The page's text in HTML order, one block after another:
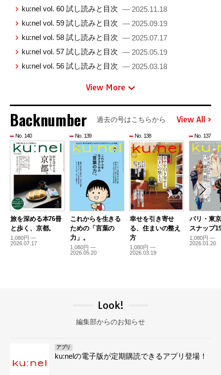
ku:nel vol. 60 試し読みと目次 — 2025.11.18
ku:nel vol. 59 試し読みと目次 — 2025.09.19
ku:nel vol. 58 試し読みと目次 — 2025.07.17
ku:nel vol. 57 試し読みと目次 — 2025.05.19
ku:nel vol. 56 試し読みと目次 — 2025.03.18
View More
Backnumber 過去の号はこちらから View All
No. 140
旅を深める本76冊
と歩く、京都。
1,080円 —
2026.07.17
No. 139
これからを生きる
ための「言葉の
力」。
1,080円 —
2026.05.20
No. 138
幸せを引き寄せ
る、住まいの整え
方
1,080円 —
2026.03.19
No. 137
パリ・東
スナップ
1,080円 —
2026.01.20
Look!
編集部からのお知らせ
アプリ
ku:nelの電子版が定期購読できるアプリ登場！